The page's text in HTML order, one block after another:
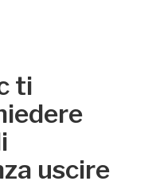
ti
uscire